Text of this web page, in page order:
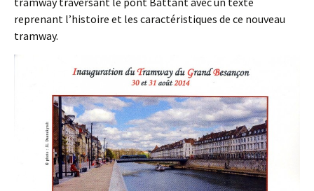
reprenant l’histoire et les caractéristiques de ce nouveau
tramway.